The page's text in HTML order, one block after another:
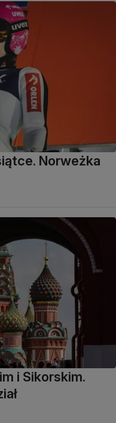
Norweżka
i Sikorskim.